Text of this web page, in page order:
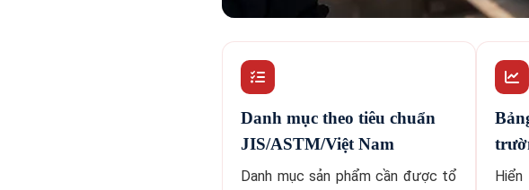
Danh mục theo tiêu chuẩn
JIS/ASTM/Việt Nam
Danh mục sản phẩm cần được tổ